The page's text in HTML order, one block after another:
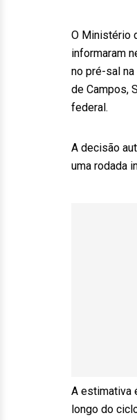
O Ministério
informaram
no pré-sal
de Campos,
federal.
A decisão
uma rodada
A estimativa
longo do